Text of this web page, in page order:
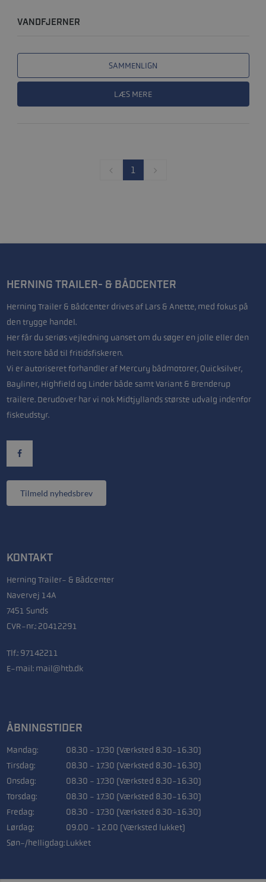
VANDFJERNER
SAMMENLIGN
LÆS MERE
1
HERNING TRAILER- & BÅDCENTER
Herning Trailer & Bådcenter drives af Lars & Anette, med fokus på
den trygge handel.
Her får du seriøs vejledning uanset om du søger en jolle eller den
helt store båd til fritidsfiskeren.
Vi er autoriseret forhandler af Mercury bådmotorer, Quicksilver,
Bayliner, Highfield og Linder både samt Variant & Brenderup
trailere. Derudover har vi nok Midtjyllands største udvalg indenfor
fiskeudstyr.
Tilmeld nyhedsbrev
KONTAKT
Herning Trailer- & Bådcenter
Navervej 14A
7451 Sunds
CVR-nr.: 20412291
Tlf.: 97142211
E-mail: mail@htb.dk
ÅBNINGSTIDER
Mandag:
08.30 - 17.30 (Værksted 8.30-16.30)
Tirsdag:
08.30 - 17.30 (Værksted 8.30-16.30)
Onsdag:
08.30 - 17.30 (Værksted 8.30-16.30)
Torsdag:
08.30 - 17.30 (Værksted 8.30-16.30)
Fredag:
08.30 - 17.30 (Værksted 8.30-16.30)
Lørdag:
09.00 - 12.00 (Værksted lukket)
Søn-/helligdag:Lukket